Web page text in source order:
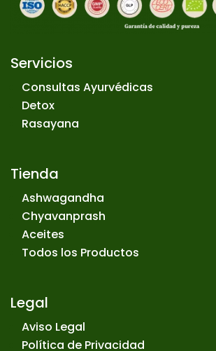
Servicios
Consultas Ayurvédicas
Detox
Rasayana
Tienda
Ashwagandha
Chyavanprash
Aceites
Todos los Productos
Legal
Aviso Legal
Política de Privacidad